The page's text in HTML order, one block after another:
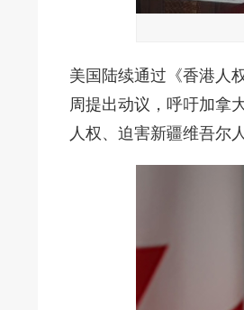
美国陆续通过《香港人
周提出动议，呼吁加拿
人权、迫害新疆维吾尔